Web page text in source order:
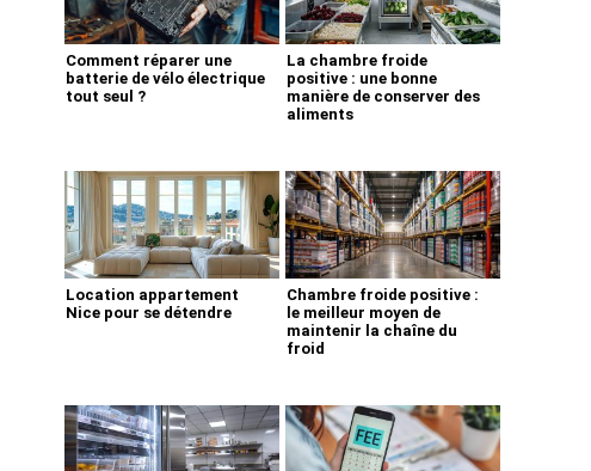
Comment réparer une
batterie de vélo électrique
tout seul ?
La chambre froide
positive : une bonne
manière de conserver des
aliments
Location appartement
Nice pour se détendre
Chambre froide positive :
le meilleur moyen de
maintenir la chaîne du
froid